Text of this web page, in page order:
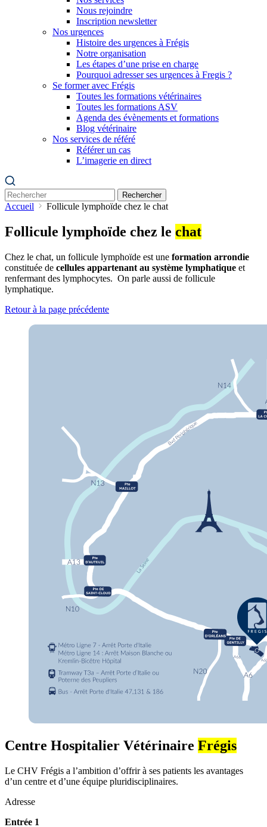
Nous rejoindre
Inscription newsletter
Nos urgences
Histoire des urgences à Frégis
Notre organisation
Les étapes d’une prise en charge
Pourquoi adresser ses urgences à Fregis ?
Se former avec Frégis
Toutes les formations vétérinaires
Toutes les formations ASV
Agenda des évènements et formations
Blog vétérinaire
Nos services de référé
Référer un cas
L’imagerie en direct
Rechercher
Accueil Follicule lymphoïde chez le chat
Follicule lymphoïde chez le chat
Chez le chat, un follicule lymphoïde est une formation arrondie
constituée de cellules appartenant au système lymphatique et
renfermant des lymphocytes. On parle aussi de follicule
lymphatique.
Retour à la page précédente
Centre Hospitalier Vétérinaire Frégis
Le CHV Frégis a l’ambition d’offrir à ses patients les avantages
d’un centre et d’une équipe pluridisciplinaires.
Adresse
Entrée 1